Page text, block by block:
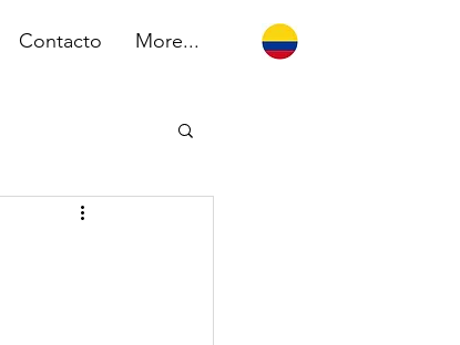
Contacto More...